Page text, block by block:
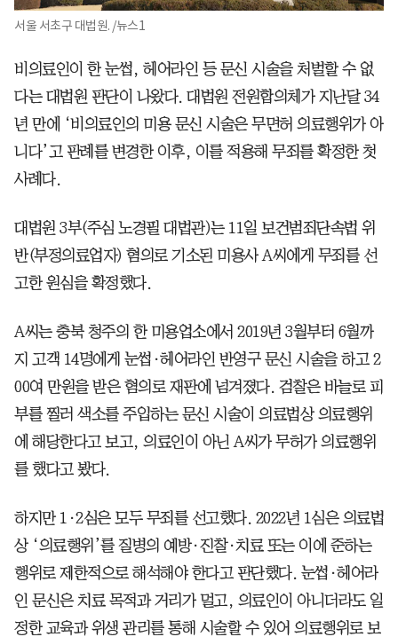
서울 서초구 대법원. /뉴스1
비의료인이 한 눈썹, 헤어라인 등 문신 시술을 처벌할 수 없
다는 대법원 판단이 나왔다. 대법원 전원합의체가 지난달 34
년 만에 ‘비의료인의 미용 문신 시술은 무면허 의료행위가 아
니다’고 판례를 변경한 이후, 이를 적용해 무죄를 확정한 첫
사례다.
대법원 3부(주심 노경필 대법관)는 11일 보건범죄단속법 위
반(부정의료업자) 혐의로 기소된 미용사 A씨에게 무죄를 선
고한 원심을 확정했다.
A씨는 충북 청주의 한 미용업소에서 2019년 3월부터 6월까
지 고객 14명에게 눈썹·헤어라인 반영구 문신 시술을 하고 2
00여 만원을 받은 혐의로 재판에 넘겨졌다. 검찰은 바늘로 피
부를 찔러 색소를 주입하는 문신 시술이 의료법상 의료행위
에 해당한다고 보고, 의료인이 아닌 A씨가 무허가 의료행위
를 했다고 봤다.
하지만 1·2심은 모두 무죄를 선고했다. 2022년 1심은 의료법
상 ‘의료행위’를 질병의 예방·진찰·치료 또는 이에 준하는
행위로 제한적으로 해석해야 한다고 판단했다. 눈썹·헤어라
인 문신은 치료 목적과 거리가 멀고, 의료인이 아니더라도 일
정한 교육과 위생 관리를 통해 시술할 수 있어 의료행위로 보